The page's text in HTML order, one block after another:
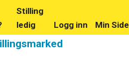
Stilling
ledig
Logg inn Min Side